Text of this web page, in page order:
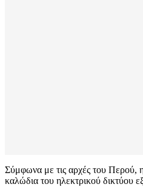
Σύμφωνα με τις αρχές του Περού,
καλώδια του ηλεκτρικού δικτύου